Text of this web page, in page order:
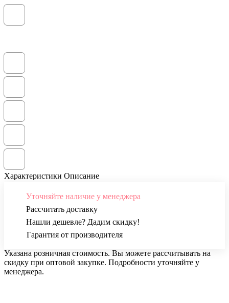
Характеристики Описание
Уточняйте наличие у менеджера
Рассчитать доставку
Нашли дешевле? Дадим скидку!
Гарантия от производителя
Указана розничная стоимость. Вы можете рассчитывать на
скидку при оптовой закупке. Подробности уточняйте у
менеджера.